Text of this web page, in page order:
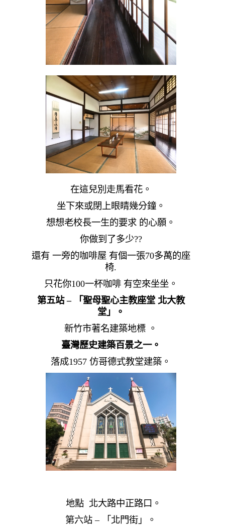
在這兒別走馬看花。
坐下來或閉上眼睛幾分鐘。
想想老校長一生的要求 的心願。
你做到了多少??
還有 一旁的咖啡屋 有個一張70多萬的座
椅.
只花你100一杯咖啡 有空來坐坐。
第五站 – 「聖母聖心主教座堂 北大教
堂」。
新竹市著名建築地標 。
臺灣歷史建築百景之一。
落成1957仿哥德式教堂建築。
地點 北大路中正路口。
第六站 – 「北門街」。